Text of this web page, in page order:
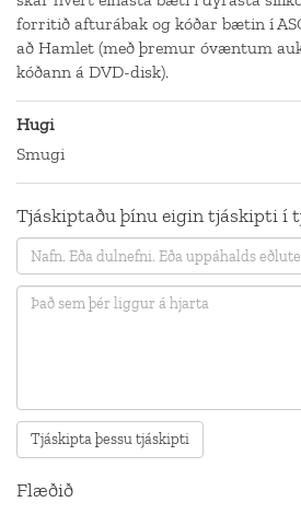
forritið afturábak og kóðar bætin í
að Hamlet (með þremur óvæntum
kóðann á DVD-disk).
Hugi
Smugi
Tjáskiptaðu þínu eigin tjáskipti í
Flæðið